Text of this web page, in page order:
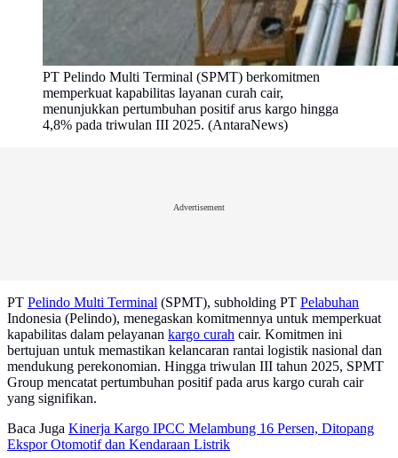
PT Pelindo Multi Terminal (SPMT) berkomitmen
memperkuat kapabilitas layanan curah cair,
menunjukkan pertumbuhan positif arus kargo hingga
4,8% pada triwulan III 2025. (AntaraNews)
Advertisement
PT Pelindo Multi Terminal (SPMT), subholding PT Pelabuhan
Indonesia (Pelindo), menegaskan komitmennya untuk memperkuat
kapabilitas dalam pelayanan kargo curah cair. Komitmen ini
bertujuan untuk memastikan kelancaran rantai logistik nasional dan
mendukung perekonomian. Hingga triwulan III tahun 2025, SPMT
Group mencatat pertumbuhan positif pada arus kargo curah cair
yang signifikan.
Baca Juga Kinerja Kargo IPCC Melambung 16 Persen, Ditopang
Ekspor Otomotif dan Kendaraan Listrik